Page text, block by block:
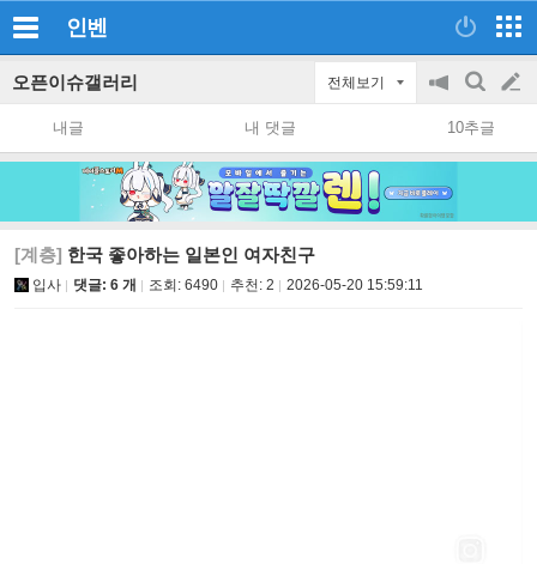
인벤
오픈이슈갤러리 전체보기
공
지
on/off
검
색
글
쓰
내글 내 댓글 10추글
[계층] 한국 좋아하는 일본인 여자친구
입사 댓글: 6 개 조회: 6490 추천: 2 2026-05-20 15:59:11